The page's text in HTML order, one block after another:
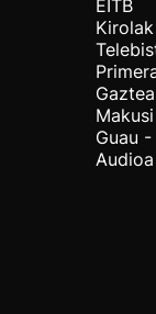
EITB
Kirolak
Gaztea
Makusi
Guau
Audioa